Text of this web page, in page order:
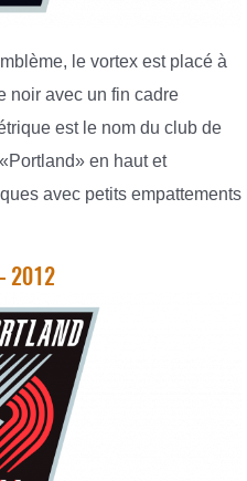
le vortex est placé à
noir avec un fin cadre
est le nom du club de
en haut et
avec petits empattements
2012